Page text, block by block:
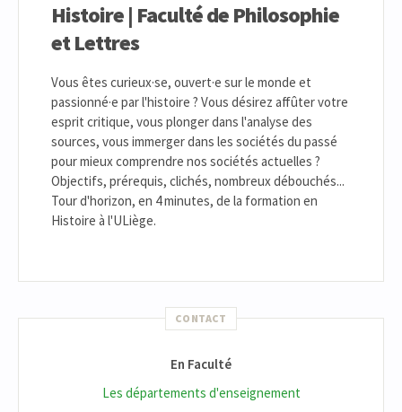
Histoire | Faculté de Philosophie
et Lettres
Vous êtes curieux·se, ouvert·e sur le monde et
passionné·e par l'histoire ? Vous désirez affûter votre
esprit critique, vous plonger dans l'analyse des
sources, vous immerger dans les sociétés du passé
pour mieux comprendre nos sociétés actuelles ?
Objectifs, prérequis, clichés, nombreux débouchés...
Tour d'horizon, en 4 minutes, de la formation en
Histoire à l'ULiège.
CONTACT
En Faculté
Les départements d'enseignement